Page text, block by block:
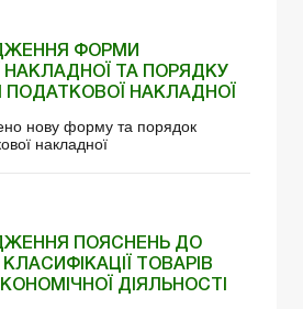
ФОРМИ
НАКЛАДНОЇ ТА ПОРЯДКУ
НАКЛАДНОЇ
нову форму та порядок
накладної
ПОЯСНЕНЬ ДО
ТОВАРІВ
ДІЯЛЬНОСТІ